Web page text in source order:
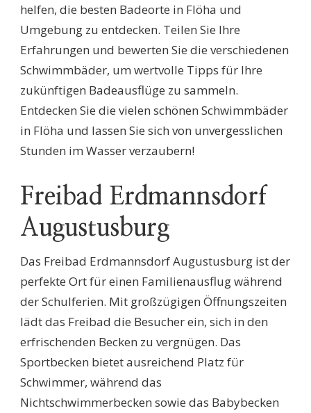
helfen, die besten Badeorte in Flöha und
Umgebung zu entdecken. Teilen Sie Ihre
Erfahrungen und bewerten Sie die verschiedenen
Schwimmbäder, um wertvolle Tipps für Ihre
zukünftigen Badeausflüge zu sammeln.
Entdecken Sie die vielen schönen Schwimmbäder
in Flöha und lassen Sie sich von unvergesslichen
Stunden im Wasser verzaubern!
Freibad Erdmannsdorf
Augustusburg
Das Freibad Erdmannsdorf Augustusburg ist der
perfekte Ort für einen Familienausflug während
der Schulferien. Mit großzügigen Öffnungszeiten
lädt das Freibad die Besucher ein, sich in den
erfrischenden Becken zu vergnügen. Das
Sportbecken bietet ausreichend Platz für
Schwimmer, während das
Nichtschwimmerbecken sowie das Babybecken